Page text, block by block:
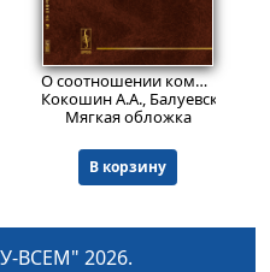
Есин В.И., Шляхтуров А.В.
566
О соотношении компонентов военного искусства в контексте трансформации мирополитической системы и технологических изменений
Кокошин А.А., Балуевский
Мягкая обложка
В корзину
ВСЕМ" 2026.